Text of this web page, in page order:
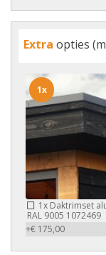
Extra opties
1x Daktrimset
RAL 9005 1072469
+€ 175,00
1x